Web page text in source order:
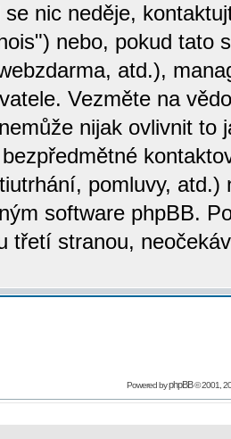
nic neděje,
nebo, pokud tato
atd.),
Vezměte na
nijak ovlivnit to
pomluvy,
software phpBB.
třetí stranou,
Powered byphpBB© 2001,